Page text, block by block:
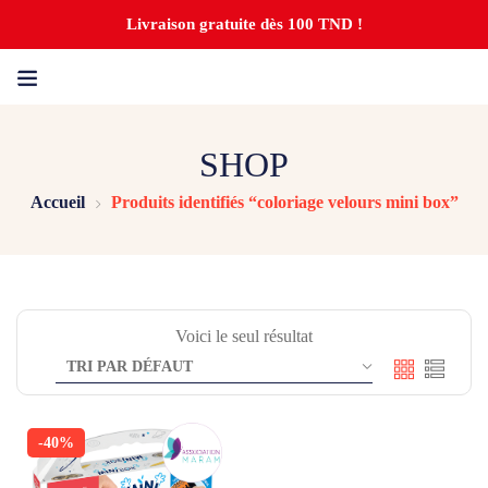
Livraison gratuite dès 100 TND !
SHOP
Accueil Produits identifiés “coloriage velours mini box”
Voici le seul résultat
-40%